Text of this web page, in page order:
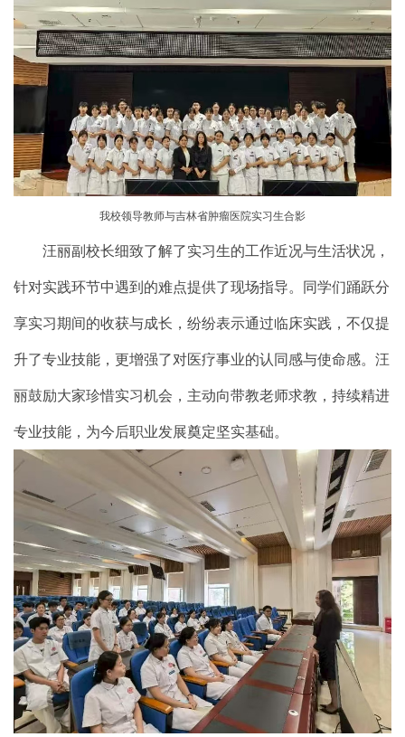
我校领导教师与吉林省肿瘤医院实习生合影
汪丽副校长细致了解了实习生的工作近况与生活状况，
针对实践环节中遇到的难点提供了现场指导。同学们踊跃分
享实习期间的收获与成长，纷纷表示通过临床实践，不仅提
升了专业技能，更增强了对医疗事业的认同感与使命感。汪
丽鼓励大家珍惜实习机会，主动向带教老师求教，持续精进
专业技能，为今后职业发展奠定坚实基础。